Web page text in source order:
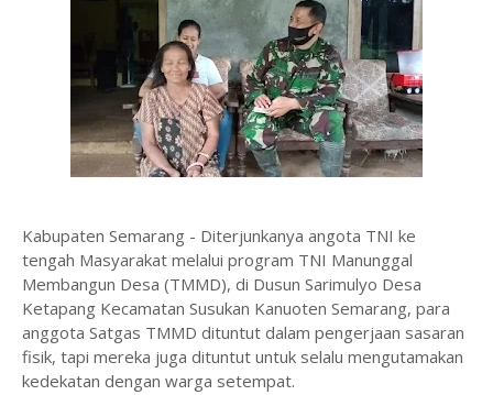
Kabupaten Semarang - Diterjunkanya angota TNI ke
tengah Masyarakat melalui program TNI Manunggal
Membangun Desa (TMMD), di Dusun Sarimulyo Desa
Ketapang Kecamatan Susukan Kanuoten Semarang, para
anggota Satgas TMMD dituntut dalam pengerjaan sasaran
fisik, tapi mereka juga dituntut untuk selalu mengutamakan
kedekatan dengan warga setempat.